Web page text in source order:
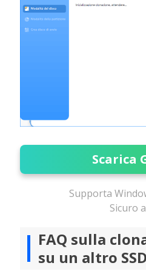
Scarica
Supporta
Sicuro
FAQ sulla
su un altro